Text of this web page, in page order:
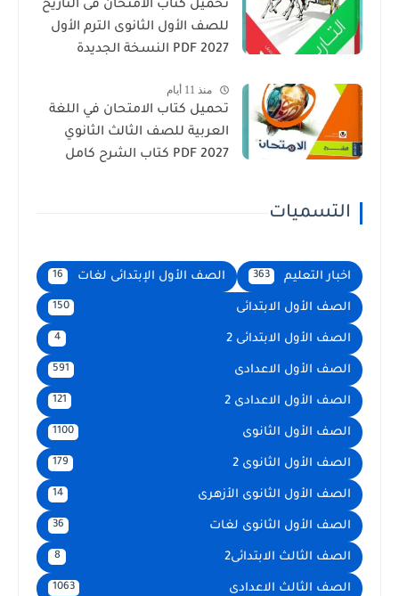
تحميل كتاب الامتحان فى التاريخ
للصف الأول الثانوى الترم الأول
2027 PDF النسخة الجديدة
منذ 11 أيام
تحميل كتاب الامتحان في اللغة
العربية للصف الثالث الثانوي
2027 PDF كتاب الشرح كامل
التسميات
اخبار التعليم 363 الصف الأول الإبتدائى لغات 16
الصف الأول الابتدائى 150
الصف الأول الابتدائى 2 4
الصف الأول الاعدادى 591
الصف الأول الاعدادى 2 121
الصف الأول الثانوى 1100
الصف الأول الثانوى 2 179
الصف الأول الثانوى الأزهرى 14
الصف الأول الثانوى لغات 36
الصف الثالث الابتدائى2 8
الصف الثالث الاعدادى 1063